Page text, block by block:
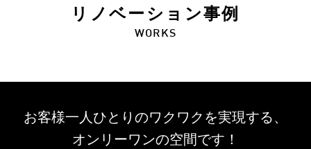
リノベーション事例
WORKS
お客様一人ひとりのワクワクを実現する、
オンリーワンの空間です！